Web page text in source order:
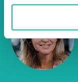
radicalen worden
schade aan
Daling van
diabetes